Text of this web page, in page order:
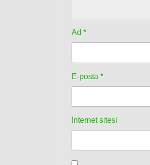
Ad *
E-posta *
İnternet sitesi